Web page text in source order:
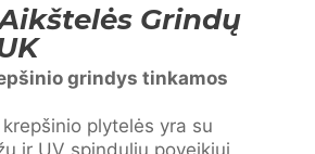
Grindų
grindys tinkamos
plytelės yra su
ir UV spindulių poveikiui